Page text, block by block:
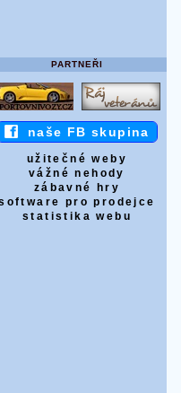
PARTNEŘI
naše FB skupina
užitečné weby
vážné nehody
zábavné hry
pro prodejce
statistika webu